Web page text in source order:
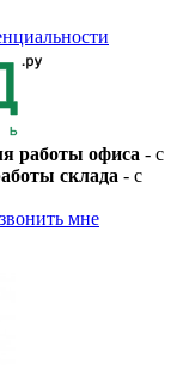
работы офиса - с
склада - с
мне